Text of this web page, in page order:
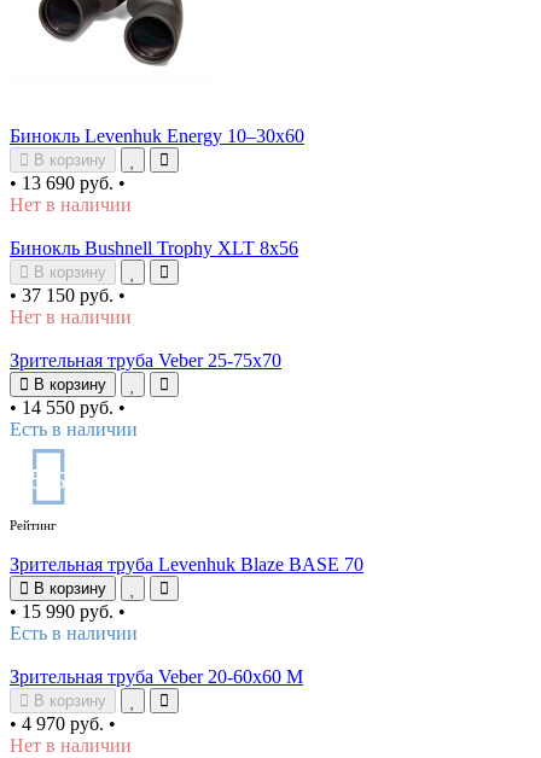
Бинокль Levenhuk Energy 10–30x60
В корзину
• 13 690 руб. •
Нет в наличии
Бинокль Bushnell Trophy XLT 8x56
В корзину
• 37 150 руб. •
Нет в наличии
Зрительная труба Veber 25-75x70
В корзину
• 14 550 руб. •
Есть в наличии
5 /5
Рейтинг
Зрительная труба Levenhuk Blaze BASE 70
В корзину
• 15 990 руб. •
Есть в наличии
Зрительная труба Veber 20-60x60 М
В корзину
• 4 970 руб. •
Нет в наличии